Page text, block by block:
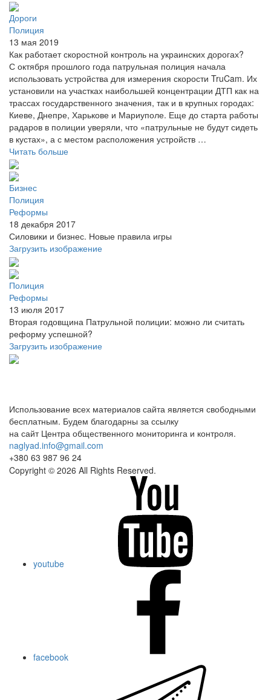
Дороги
Полиция
13 мая 2019
Как работает скоростной контроль на украинских дорогах?
С октября прошлого года патрульная полиция начала
использовать устройства для измерения скорости TruCam. Их
установили на участках наибольшей концентрации ДТП как на
трассах государственного значения, так и в крупных городах:
Киеве, Днепре, Харькове и Мариуполе. Еще до старта работы
радаров в полиции уверяли, что «патрульные не будут сидеть
в кустах», а с местом расположения устройств …
Читать больше
Бизнес
Полиция
Реформы
18 декабря 2017
Силовики и бизнес. Новые правила игры
Загрузить изображение
Полиция
Реформы
13 июля 2017
Вторая годовщина Патрульной полиции: можно ли считать
реформу успешной?
Загрузить изображение
Использование всех материалов сайта является свободными
бесплатным. Будем благодарны за ссылку
на сайт Центра общественного мониторинга и контроля.
naglyad.info@gmail.com
+380 63 987 96 24
Copyright © 2026 All Rights Reserved.
youtube
facebook